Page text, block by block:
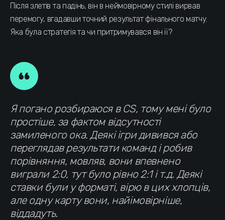
Після злетів та падінь, він в неймовірному стилі вирвав
перемогу, вгадавши точний результат фінального матчу.
Яка була стратегія та чи притримувався він її?
Я погано розбираюся в CS, тому мені було
простіше, за фактом відсутності
замиленого ока. Деякі ігри дивився або
переглядав результати команд і робив
порівняння, мовляв, вони впевнено
виграли 2:0, тут було рівно 2:1 і т.д. Деякі
ставки були у форматі, вірю в цих хлопців,
але одну карту вони, найімовірніше,
віддадуть.